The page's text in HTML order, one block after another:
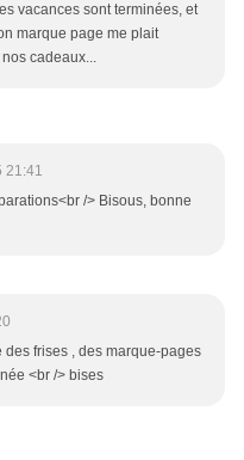
vacances sont terminées, et
marque page me plait
cadeaux...
21:41
/> Bisous, bonne
frises , des marque-pages
<br /> bises